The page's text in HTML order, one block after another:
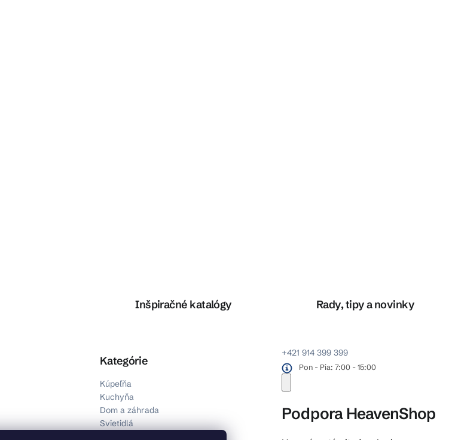
Inšpiračné katalógy Rady, tipy a novinky
+421 914 399 399
Pon - Pia: 7:00 - 15:00
Podpora HeavenShop
Kategórie
Kúpeľňa
Kuchyňa
Dom a záhrada
Svietidlá